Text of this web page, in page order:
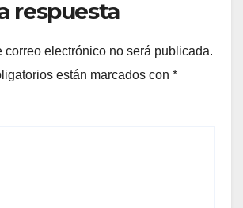
respuesta
correo electrónico no será publicada.
están marcados con *